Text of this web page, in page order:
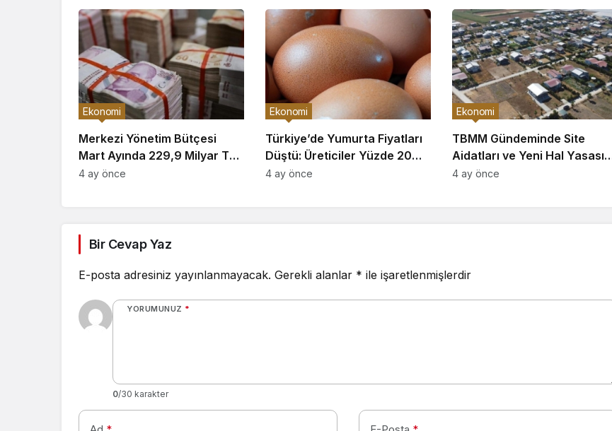
Merkezi Yönetim Bütçesi
Mart Ayında 229,9 Milyar TL
Açık Verdi
Ekonomi
4 ay önce
Türkiye’de Yumurta Fiyatları
Düştü: Üreticiler Yüzde 20
Zarar Ediyor
Ekonomi
4 ay önce
TBMM Gündeminde Site
Aidatları ve Yeni Hal Yasası
Düzenlemeleri Yer Alıyor
Ekonomi
4 ay önce
Bir Cevap Yaz
E-posta adresiniz yayınlanmayacak. Gerekli alanlar * ile işaretlenmişlerdir
YORUMUNUZ *
0/30 karakter